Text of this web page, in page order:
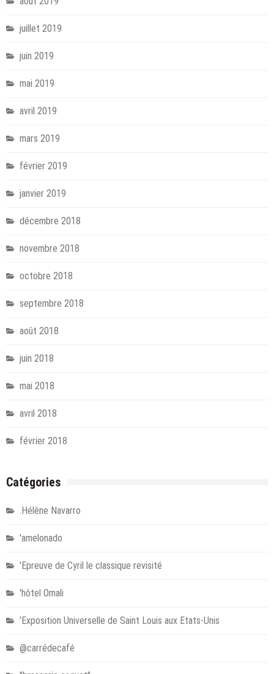
juillet 2019
juin 2019
mai 2019
avril 2019
mars 2019
février 2019
janvier 2019
décembre 2018
novembre 2018
octobre 2018
septembre 2018
août 2018
juin 2018
mai 2018
avril 2018
février 2018
Catégories
.Hélène Navarro
'amelonado
'Epreuve de Cyril le classique revisité
'hôtel Omali
’Exposition Universelle de Saint Louis aux Etats-Unis
@carrédecafé